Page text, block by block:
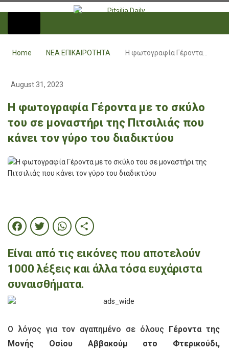
Home ΝΕΑ ΕΠΙΚΑΙΡΟΤΗΤΑ Η φωτογραφία Γέροντα…
August 31, 2023
Η φωτογραφία Γέροντα με το σκύλο
του σε μοναστήρι της Πιτσιλιάς που
κάνει τον γύρο του διαδικτύου
Facebook
Twitter
WhatsApp
Share
Είναι από τις εικόνες που αποτελούν
1000 λέξεις και άλλα τόσα ευχάριστα
συναισθήματα.
Ο λόγος για τον αγαπημένο σε όλους Γέροντα της
Μονής Οσίου Αββακούμ στο Φτερικούδι,